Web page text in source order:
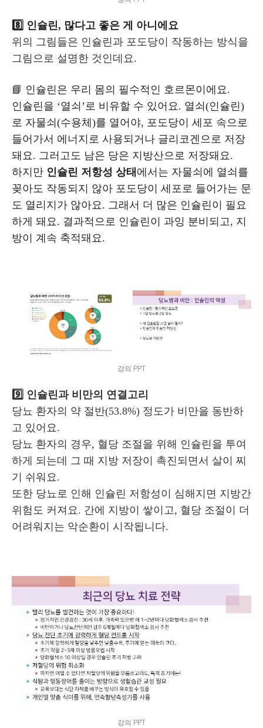
8️⃣ 인슐린, 많다고 좋은 게 아니에요
위의 그림들은 인슐린과 포도당이 작동하는 방식을
그림으로 설명한 것인데요.
📘 인슐린은 우리 몸의 필수적인 호르몬이에요.
인슐린을 ‘열쇠’로 비유할 수 있어요. 열쇠(인슐린)
로 자물쇠(수용체)를 열어야, 포도당이 세포 속으로
들어가서 에너지로 사용되거나 글리코겐으로 저장
돼요. 그러고도 남은 당은 지방산으로 저장돼요.
하지만 인슐린 저항성 상태 에서는 자물쇠에 열쇠를
꽂아도 작동되지 않아 포도당이 세포로 들어가는 문
도 열리지가 않아요. 그래서 더 많은 인슐린이 필요
하게 돼요. 결과적으로 인슐린이 과잉 분비되고, 지
방이 계속 축적돼요.
강의 PPT
9️⃣ 인슐린과 비만의 연결고리
당뇨 환자의 약 절반(53.8%) 정도가 비만을 동반하
고 있어요.
당뇨 환자의 경우, 혈당 조절을 위해 인슐린을 투여
하게 되는데 그 때 지방 저장이 촉진되면서 살이 찌
기 쉬워요.
또한 당뇨로 인해 인슐린 저항성이 심해지면 지방간
위험도 커져요. 간에 지방이 쌓이고, 혈당 조절이 더
어려워지는 악순환이 시작됩니다.
강의 PPT